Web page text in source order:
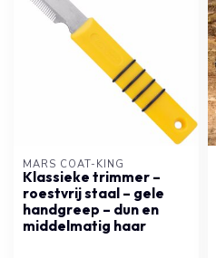
MARS COAT-KING
Klassieke trimmer –
roestvrij staal – gele
handgreep – dun en
middelmatig haar